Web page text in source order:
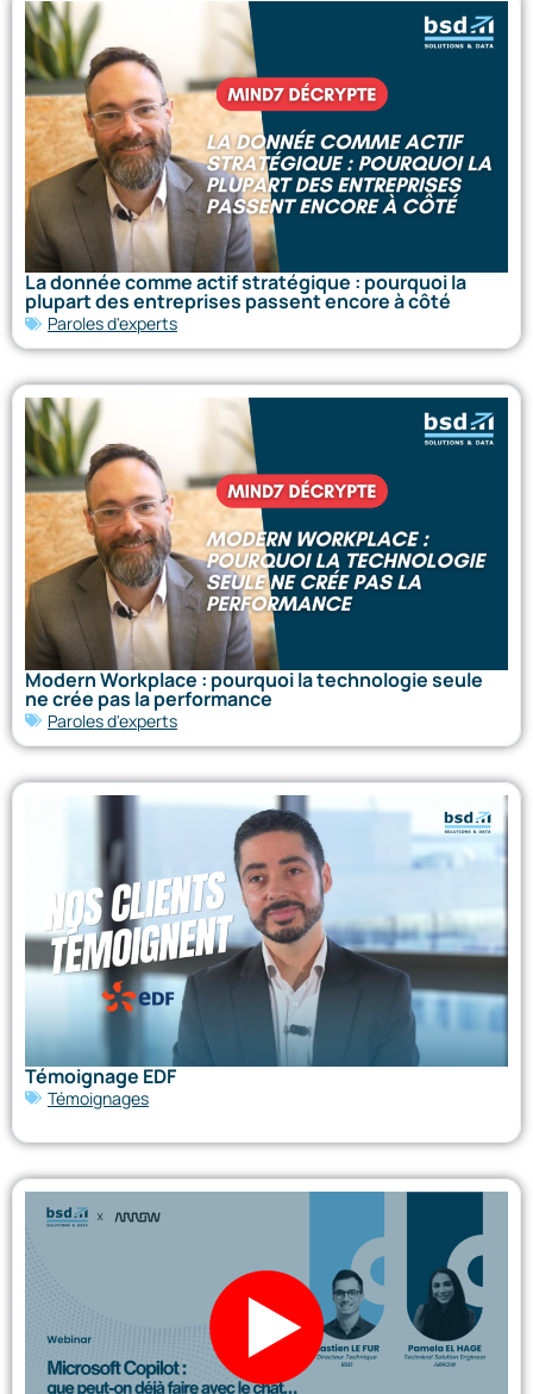
La donnée comme actif stratégique : pourquoi la
plupart des entreprises passent encore à côté
Paroles d'experts
Modern Workplace : pourquoi la technologie seule
ne crée pas la performance
Paroles d'experts
Témoignage EDF
Témoignages